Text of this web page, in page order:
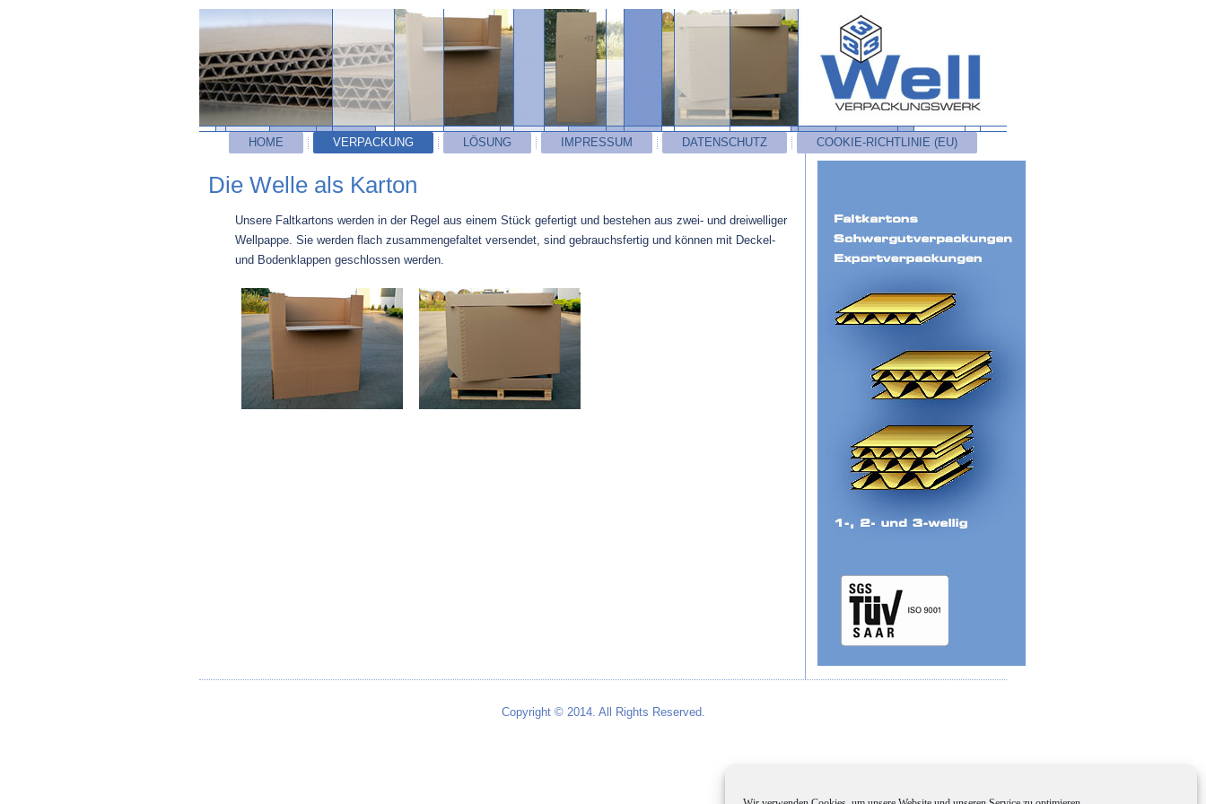
HOME VERPACKUNG LÖSUNG IMPRESSUM DATENSCHUTZ COOKIE-RICHTLINIE (EU)
Die Welle als Karton
Unsere Faltkartons werden in der Regel aus einem Stück gefertigt und bestehen aus zwei- und dreiwelliger
Wellpappe. Sie werden flach zusammengefaltet versendet, sind gebrauchsfertig und können mit Deckel-
und Bodenklappen geschlossen werden.
Copyright © 2014. All Rights Reserved.